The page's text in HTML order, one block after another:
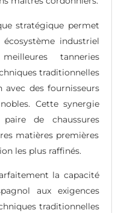
stratégique permet
industriel
tanneries
traditionnelles
des fournisseurs
Cette synergie
de chaussures
matières premières
les plus raffinés.
la capacité
aux exigences
traditionnelles